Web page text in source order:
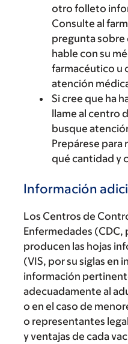
otro folleto
Consulte al
pregunta
hable con su
farmacéutico u
atención
Si cree que ha
llame al centro
busque
Prepárese para
qué cantidad y
Información
Los Centros de
Enfermedades (CDC,
producen las hojas
(VIS, por su siglas en
información
adecuadamente al
o en el caso de
o representantes
y ventajas de cada